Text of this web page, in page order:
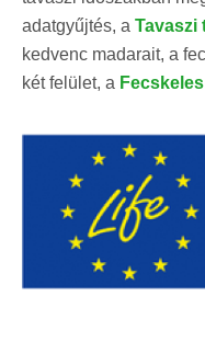
adatgyűjtés, a Tavaszi
kedvenc madarait, a
két felület, a Fecskeles